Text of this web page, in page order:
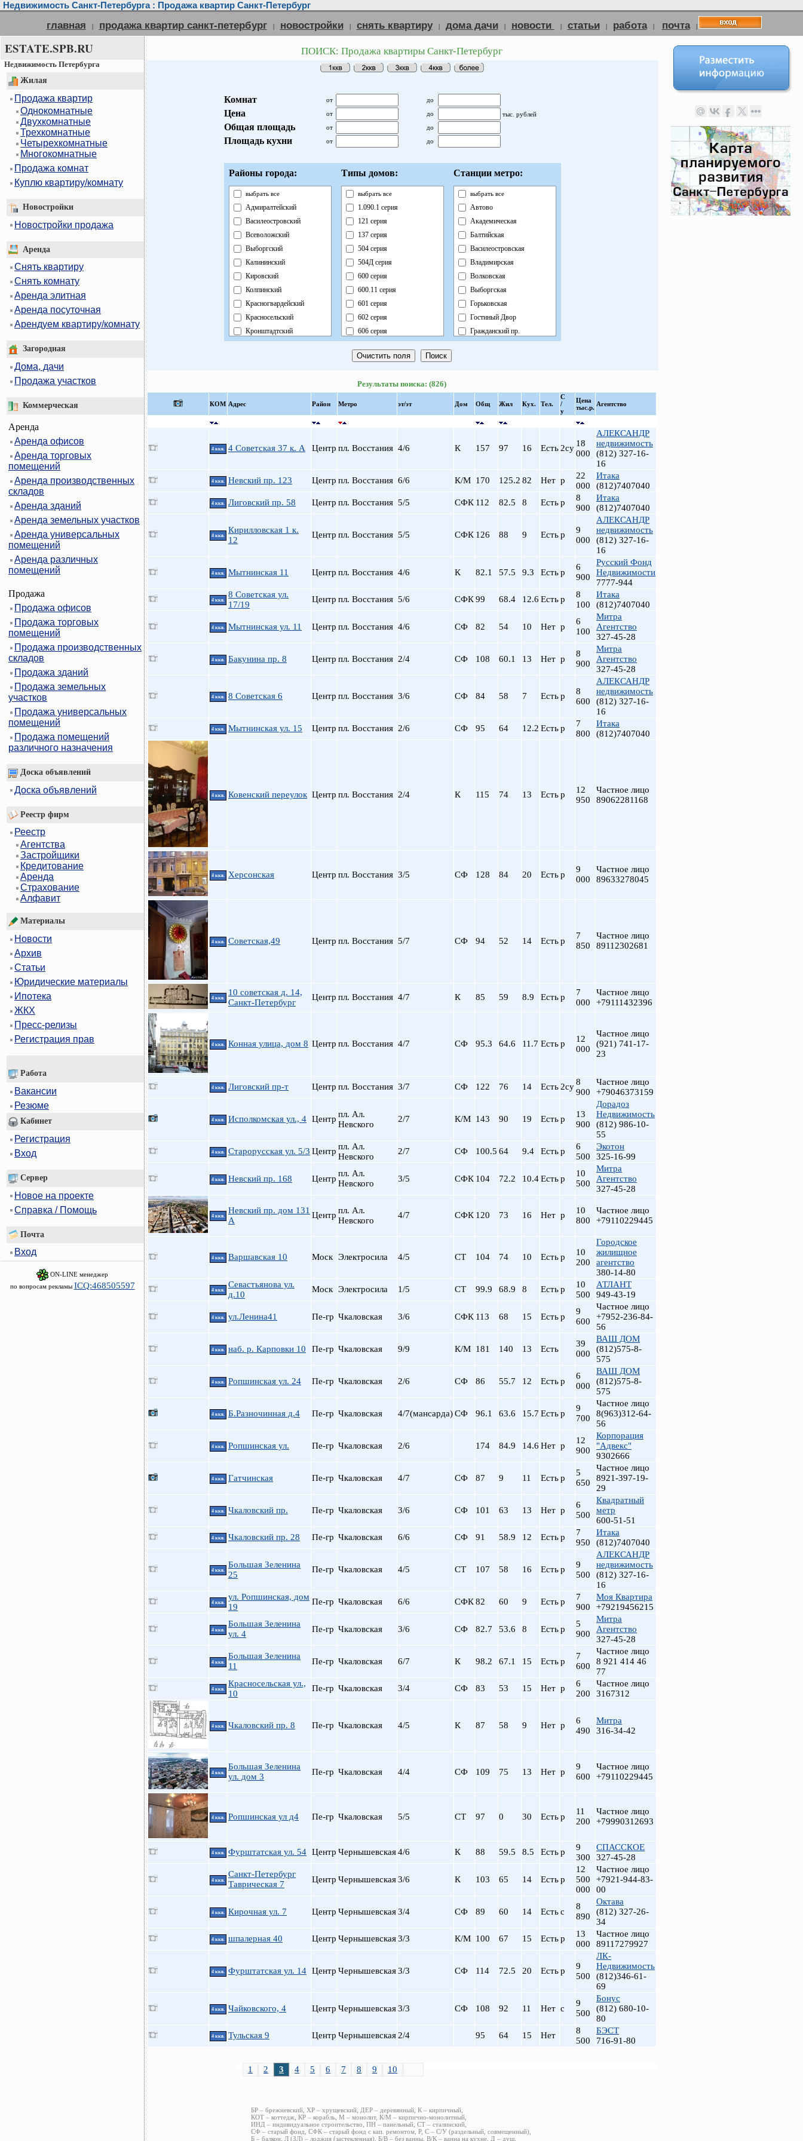
Недвижимость Санкт-Петербурга : Продажа квартир Санкт-Петербург
главная | продажа квартир санкт-петербург | новостройки | снять квартиру | дома дачи | новости | статьи | работа | почта |
ESTATE.SPB.RU
Недвижимость Петербурга
Жилая
Продажа квартир
Однокомнатные
Двухкомнатные
Трехкомнатные
Четырехкомнатные
Многокомнатные
Продажа комнат
Куплю квартиру/комнату
Новостройки
Новостройки продажа
Аренда
Снять квартиру
Снять комнату
Аренда элитная
Аренда посуточная
Арендуем квартиру/комнату
Загородная
Дома, дачи
Продажа участков
Коммерческая
Аренда
Аренда офисов
Аренда торговых
помещений
Аренда производственных
складов
Аренда зданий
Аренда земельных участков
Аренда универсальных
помещений
Аренда различных
помещений
Продажа
Продажа офисов
Продажа торговых
помещений
Продажа производственных
складов
Продажа зданий
Продажа земельных
участков
Продажа универсальных
помещений
Продажа помещений
различного назначения
Доска объявлений
Доска объявлений
Реестр фирм
Реестр
Агентства
Застройщики
Кредитование
Аренда
Страхование
Алфавит
Материалы
Новости
Архив
Статьи
Юридические материалы
Ипотека
ЖКХ
Пресс-релизы
Регистрация прав
Работа
Вакансии
Резюме
Кабинет
Регистрация
Вход
Сервер
Новое на проекте
Справка / Помощь
Почта
Вход
ON-LINE менеджер
по вопросам рекламы ICQ:468505597
ПОИСК: Продажа квартиры Санкт-Петербург
Комнат от до
Цена от до тыс. рублей
Общая площадь от до
Площадь кухни от до
Районы города:
выбрать все
Адмиралтейский
Василеостровский
Всеволожский
Выборгский
Калининский
Кировский
Колпинский
Красногвардейский
Красносельский
Кронштадтский
Петроградский
Пушкинский
Центральный
Типы домов:
выбрать все
1.090.1 серия
121 серия
137 серия
504 серия
504Д серия
600 серия
600.11 серия
601 серия
602 серия
606 серия
Брежневка
Индивидуальный
Кирпично-Монолитный
Кирпичный
Новый Блочный
Сталинский
Станции метро:
выбрать все
Автово
Академическая
Балтийская
Василеостровская
Владимирская
Волковская
Выборгская
Горьковская
Гостиный Двор
Гражданский пр.
Звенигородская
Кировский завод
Ленинский пр.
Маяковская
Парк Победы
пл. Восстания
пр. Ветеранов
Результаты поиска: (826)
КOМ Адрес Район Метро эт/эт Дом Общ Жил Кух. Тел.
С
/
у
Цена
тыс.р. Агентство
4 ккв. 4 Советская 37 к. А Центр пл. Восстания 4/6 К 157 97 16 Есть 2су 18
000
АЛЕКСАНДР
недвижимость
(812) 327-16-
16
4 ккв. Невский пр. 123 Центр пл. Восстания 6/6 К/М 170 125.2 82 Нет р
22
000
Итака
(812)7407040
4 ккв. Лиговский пр. 58 Центр пл. Восстания 5/5 СФК 112 82.5 8 Естьр
8
900
Итака
(812)7407040
4 ккв.
Кирилловская 1 к.
12
Центр пл. Восстания 5/5 СФК 126 88 9 Естьр
9
000
АЛЕКСАНДР
недвижимость
(812) 327-16-
16
4 ккв. Мытнинская 11 Центр пл. Восстания 4/6 К 82.1 57.5 9.3 Естьр
6
900
Русский Фонд
Недвижимости
7777-944
4 ккв.
8 Советская ул.
17/19
Центр пл. Восстания 5/6 СФК99 68.4 12.6 Естьр
8
100
Итака
(812)7407040
4 ккв. Мытнинская ул. 11 Центр пл. Восстания 4/6 СФ 82 54 10 Нет р
6
100
Митра
Агентство
327-45-28
4 ккв. Бакунина пр. 8 Центр пл. Восстания 2/4 СФ 108 60.1 13 Нет р
8
900
Митра
Агентство
327-45-28
4 ккв. 8 Советская 6 Центр пл. Восстания 3/6 СФ 84 58 7 Естьр
8
600
АЛЕКСАНДР
недвижимость
(812) 327-16-
16
4 ккв. Мытнинская ул. 15 Центр пл. Восстания 2/6 СФ 95 64 12.2 Естьр
7
800
Итака
(812)7407040
4 ккв. Ковенский переулок Центр пл. Восстания 2/4 К 115 74 13 Естьр
12
950
Частное лицо
89062281168
4 ккв. Херсонская Центр пл. Восстания 3/5 СФ 128 84 20 Естьр
9
000
Частное лицо
89633278045
4 ккв. Советская,49 Центр пл. Восстания 5/7 СФ 94 52 14 Естьр
7
850
Частное лицо
89112302681
4 ккв.
10 советская д. 14,
Санкт-Петербург
Центр пл. Восстания 4/7 К 85 59 8.9 Естьр
7
000
Частное лицо
+79111432396
4 ккв. Конная улица, дом 8 Центр пл. Восстания 4/7 СФ 95.3 64.6 11.7 Естьр
12
000
Частное лицо
(921) 741-17-
23
4 ккв. Лиговский пр-т Центр пл. Восстания 3/7 СФ 122 76 14 Есть 2су8
900
Частное лицо
+79046373159
4 ккв. Исполкомская ул., 4 Центр пл. Ал.
Невского
2/7 К/М 143 90 19 Естьр
13
900
Дорадоз
Недвижимость
(812) 986-10-
55
4 ккв. Старорусская ул. 5/3 Центр пл. Ал.
Невского
2/7 СФ 100.5 64 9.4 Естьр
6
500
Экотон
325-16-99
4 ккв. Невский пр. 168 Центр
пл. Ал.
Невского
3/5 СФК 104 72.2 10.4Естьр
10
500
Митра
Агентство
327-45-28
4 ккв.
Невский пр. дом 131
А
Центр пл. Ал.
Невского
4/7 СФК 120 73 16 Нет р
10
800
Частное лицо
+79110229445
4 ккв. Варшавская 10 Моск Электросила 4/5 СТ 104 74 10 Естьр
10
200
Городское
жилищное
агентство
380-14-80
4 ккв.
Севастьянова ул.
д.10
Моск Электросила 1/5 СТ 99.9 68.9 8 Естьр
10
500
АТЛАНТ
949-43-19
4 ккв. ул.Ленина41 Пе-гр Чкаловская 3/6 СФК 113 68 15 Естьр
9
600
Частное лицо
+7952-236-84-
56
4 ккв. наб. р. Карповки 10 Пе-гр Чкаловская 9/9 К/М 181 140 13 Есть
39
000
ВАШ ДОМ
(812)575-8-
575
4 ккв. Ропшинская ул. 24 Пе-гр Чкаловская 2/6 СФ 86 55.7 12 Естьр
6
000
ВАШ ДОМ
(812)575-8-
575
4 ккв. Б.Разночинная д.4 Пе-гр Чкаловская 4/7(мансарда)СФ 96.1 63.6 15.7 Естьр
9
700
Частное лицо
8(963)312-64-
56
4 ккв. Ропшинская ул. Пе-гр Чкаловская 2/6 174 84.9 14.6 Нет р
12
900
Корпорация
"Адвекс"
9302666
4 ккв. Гатчинская Пе-гр Чкаловская 4/7 СФ 87 9 11 Естьр
5
650
Частное лицо
8921-397-19-
29
4 ккв. Чкаловский пр. Пе-гр Чкаловская 3/6 СФ 101 63 13 Нет р
6
500
Квадратный
метр
600-51-51
4 ккв. Чкаловский пр. 28 Пе-гр Чкаловская 6/6 СФ 91 58.9 12 Естьр
7
950
Итака
(812)7407040
4 ккв.
Большая Зеленина
25
Пе-гр Чкаловская 4/5 СТ 107 58 16 Естьр
9
500
АЛЕКСАНДР
недвижимость
(812) 327-16-
16
4 ккв.
ул. Ропшинская, дом
19
Пе-гр Чкаловская 6/6 СФК82 60 9 Естьр
7
900
Моя Квартира
+79219456215
4 ккв.
Большая Зеленина
ул. 4
Пе-гр Чкаловская 3/6 СФ 82.7 53.6 8 Естьр
5
900
Митра
Агентство
327-45-28
4 ккв.
Большая Зеленина
11
Пе-гр Чкаловская 6/7 К 98.2 67.1 15 Естьр
7
600
Частное лицо
8 921 414 46
77
4 ккв.
Красносельская ул.,
10
Пе-гр Чкаловская 3/4 СФ 83 53 15 Нет р
6
200
Частное лицо
3167312
4 ккв. Чкаловский пр. 8 Пе-гр Чкаловская 4/5 К 87 58 9 Нет р
6
490
Митра
316-34-42
4 ккв.
Большая Зеленина
ул. дом 3
Пе-гр Чкаловская 4/4 СФ 109 75 13 Нет р
9
600
Частное лицо
+79110229445
4 ккв. Ропшинская ул д4 Пе-гр Чкаловская 5/5 СТ 97 0 30 Естьр
11
200
Частное лицо
+79990312693
4 ккв. Фурштатская ул. 54 Центр Чернышевская4/6 К 88 59.5 8.5 Естьр
9
300
СПАССКОЕ
327-45-28
4 ккв.
Санкт-Петербург
Таврическая 7
Центр Чернышевская3/6 К 103 65 14 Естьр
12
500
000
Частное лицо
+7921-944-83-
00
4 ккв. Кирочная ул. 7 Центр Чернышевская3/4 СФ 89 60 14 Естьс
8
890
Октава
(812) 327-26-
34
4 ккв. шпалерная 40 Центр Чернышевская3/3 К/М 100 67 15 Естьр
13
000
Частное лицо
89117279927
4 ккв. Фурштатская ул. 14 Центр Чернышевская3/3 СФ 114 72.5 20 Естьр
9
500
ЛК-
Недвижимость
(812)346-61-
69
4 ккв. Чайковского, 4 Центр Чернышевская3/3 СФ 108 92 11 Нет с
9
500
Бонус
(812) 680-10-
80
4 ккв. Тульская 9 Центр Чернышевская 2/4 95 64 15 Нет
8
500
БЭСТ
716-91-80
1 2 3 4 5 6 7 8 9 10
БР – брежневский, ХР – хрущевский, ДЕР – деревянный, К – кирпичный,
КОТ – коттедж, КР – корабль, М – монолит, К/М – кирпично-монолитный,
ИНД – индивидуальное строительство, ПН – панельный, СТ – сталинский,
СФ – старый фонд, СФК – старый фонд с кап. ремонтом, Р, С – С/У (раздельный, совмещенный),
Б – балкон, Л (ЗЛ) – лоджия (застекленная), Б/В – без ванны, В/К – ванна на кухне, Д – душ,